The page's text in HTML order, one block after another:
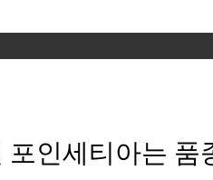
인세티아는 품